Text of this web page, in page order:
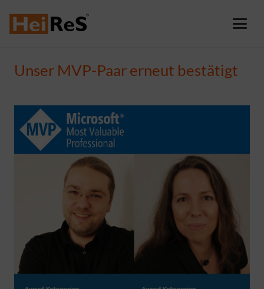
Unser MVP-Paar erneut bestätigt